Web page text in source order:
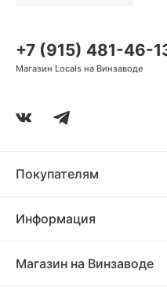
Покупателям
Информация
Магазин на Винзаводе
+7 (915) 481-46-
Магазин Locals на Винзаводе